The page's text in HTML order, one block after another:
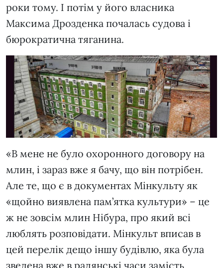
роки тому. І потім у його власника
Максима Дрозденка почалась судова і
бюрократична тяганина.
«В мене не було охоронного договору на
млин, і зараз вже я бачу, що він потрібен.
Але те, що є в документах Мінкульту як
«щойно виявлена пам’ятка культури» – це
ж не зовсім млин Нібура, про який всі
люблять розповідати. Мінкульт вписав в
цей перелік дещо іншу будівлю, яка була
зведена вже в радянські часи замість